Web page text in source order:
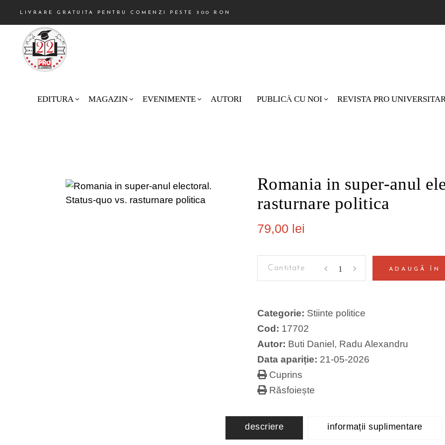
LIVRARE GRATUITA PENTRU COMENZI PESTE 300 RON
EDITURA MAGAZIN EVENIMENTE AUTORI PUBLICĂ CU NOI REVISTA PRO
Romania in super-anul
rasturnare politica
79,00 lei
electoral.
quo
vs.
ADAUGĂ ÎN
Categorie: Stiinte politice
Cod: 17702
Autor: Buti Daniel , Radu Alexandru
Data apariție: 21-05-2026
Cuprins
Răsfoiește
descriere informații suplimentare